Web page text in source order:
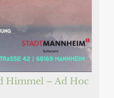
Himmel – Ad Hoc